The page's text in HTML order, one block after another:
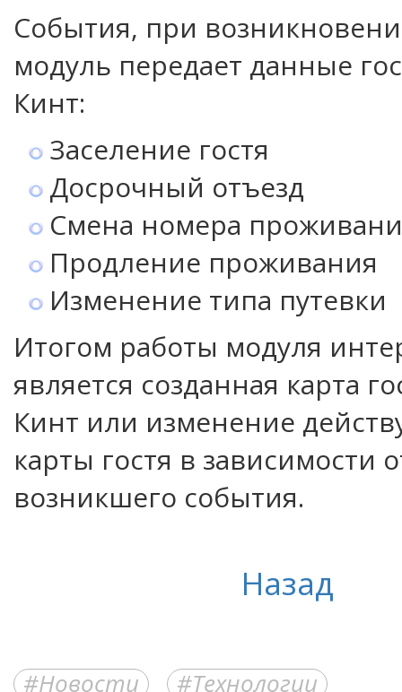
События, при
модуль передает данные
Кинт:
Заселение гостя
Досрочный отъезд
Смена номера
Продление проживания
Изменение типа путевки
Итогом работы модуля
является созданная карта
Кинт или изменение
карты гостя в зависимости
возникшего события.
Назад
Новости Технологии